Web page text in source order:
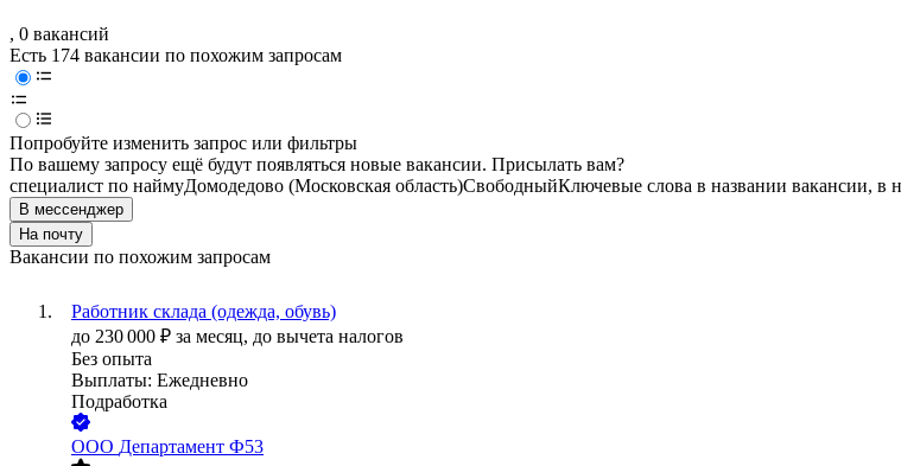
, 0 вакансий
Есть 174 вакансии по похожим запросам
Попробуйте изменить запрос или фильтры
По вашему запросу ещё будут появляться новые вакансии. Присылать вам?
специалист по наймуДомодедово (Московская область)СвободныйКлючевые слова в названии вакансии, в
В мессенджер
На почту
Вакансии по похожим запросам
Работник склада (одежда, обувь)
до 230 000 ₽ за месяц, до вычета налогов
Без опыта
Выплаты: Ежедневно
Подработка
ООО Департамент Ф53